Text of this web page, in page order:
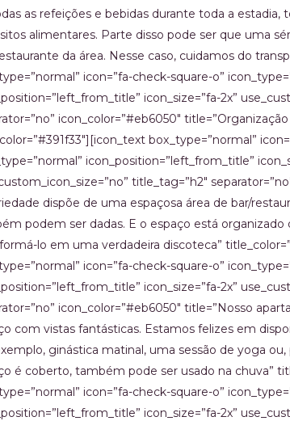
as refeições e bebidas durante toda a
alimentares. Parte disso pode ser que uma
da área. Nesse caso, cuidamos do
icon=”fa-check-square-o”
icon_size=”fa-2x”
icon_color=”#eb6050″
box_type=”normal”
icon_position=”left_from_title”
title_tag=”h2″
dispõe de uma espaçosa área de bar/
podem ser dadas. E o espaço está
lo em uma verdadeira discoteca”
icon=”fa-check-square-o”
icon_size=”fa-2x”
icon_color=”#eb6050″ title=”Nosso
com vistas fantásticas. Estamos felizes em
ginástica matinal, uma sessão de yoga
é coberto, também pode ser usado na chuva”
icon=”fa-check-square-o”
icon_size=”fa-2x”